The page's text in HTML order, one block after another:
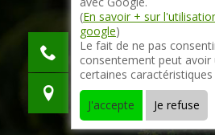
indisponible
indisponible
indisponible
(En savoir + sur
google)
Le fait de ne pas
consentement peut
certaines
J'accepte
Je refuse